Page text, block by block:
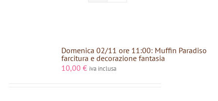
Domenica 02/11 ore 11:00: Muffin Paradiso
farcitura e decorazione fantasia
10,00 € iva inclusa